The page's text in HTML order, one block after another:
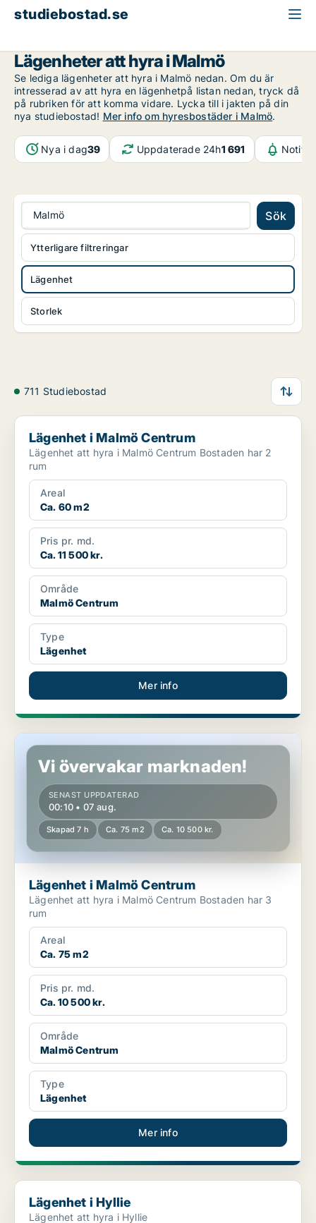
studiebostad.se
Lägenheter att hyra i Malmö
Se lediga lägenheter att hyra i Malmö nedan. Om du är
intresserad av att hyra en lägenhetpå listan nedan, tryck då
på rubriken för att komma vidare. Lycka till i jakten på din
nya studiebostad! Mer info om hyresbostäder i Malmö.
Nya i dag39 Uppdaterade 24h1 691
Malmö Sök
Lägenhet
Storlek
Ytterligare filtreringar
711 Studiebostad
Lägenhet i Malmö Centrum
Lägenhet i Malmö Centrum
Lägenhet att hyra i Malmö Centrum Bostaden har 2
rum
Areal
Ca. 60 m2
Pris pr. md.
Ca. 11 500 kr.
Område
Malmö Centrum
Type
Lägenhet
Mer info
Lägenhet i Malmö Centrum
Vi övervakar marknaden!
SENAST UPPDATERAD
00:10 • 07 aug.
Skapad 7 h Ca. 75 m2 Ca. 10 500 kr.
Lägenhet i Malmö Centrum
Lägenhet att hyra i Malmö Centrum Bostaden har 3
rum
Areal
Ca. 75 m2
Pris pr. md.
Ca. 10 500 kr.
Område
Malmö Centrum
Type
Lägenhet
Mer info
Lägenhet i Hyllie
Lägenhet i Hyllie
Lägenhet att hyra i Hyllie